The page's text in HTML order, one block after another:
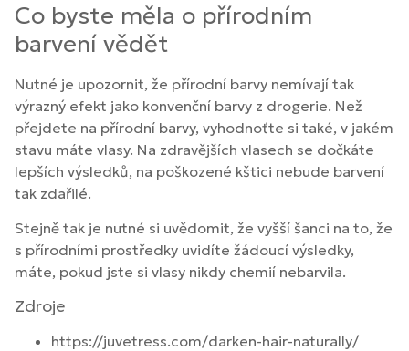
Co byste měla o přírodním
barvení vědět
Nutné je upozornit, že přírodní barvy nemívají tak
výrazný efekt jako konvenční barvy z drogerie. Než
přejdete na přírodní barvy, vyhodnoťte si také, v jakém
stavu máte vlasy. Na zdravějších vlasech se dočkáte
lepších výsledků, na poškozené kštici nebude barvení
tak zdařilé.
Stejně tak je nutné si uvědomit, že vyšší šanci na to, že
s přírodními prostředky uvidíte žádoucí výsledky,
máte, pokud jste si vlasy nikdy chemií nebarvila.
Zdroje
https://juvetress.com/darken-hair-naturally/